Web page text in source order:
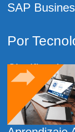
SAP
Por
OCR
Captura
Captura